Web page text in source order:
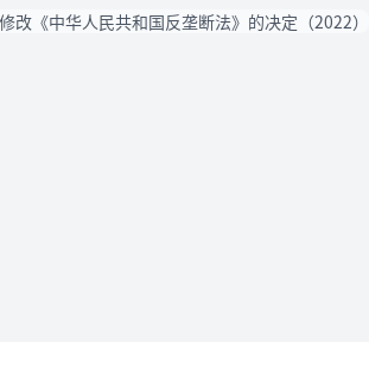
改《中华人民共和国反垄断法》的决定（2022）